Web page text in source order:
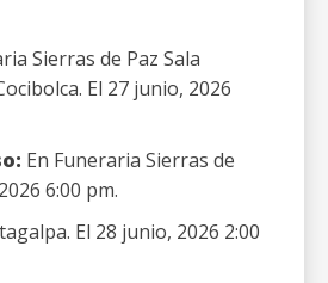
Sierras de Paz Sala
El 27 junio, 2026
En Funeraria Sierras de
6:00 pm.
El 28 junio, 2026 2:00